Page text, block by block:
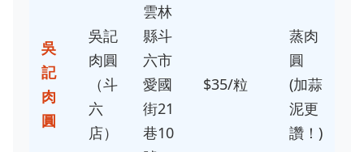
吳
記
肉
圓
吳記
肉圓
（斗
六
店）
雲林
縣斗
六市
愛國
街21
巷10
$35/粒
蒸肉
圓
(加蒜
泥更
讚！)